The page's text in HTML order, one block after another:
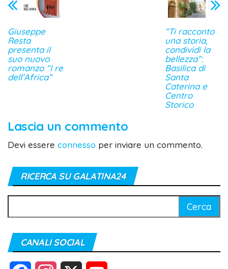
Giuseppe
Resta
presenta il
suo nuovo
romanzo “I re
dell’Africa”
“Ti racconto
una storia,
condividi la
bellezza”:
Basilica di
Santa
Caterina e
Centro
Storico
Lascia un commento
Devi essere connesso per inviare un commento.
RICERCA SU GALATINA24
per:
CANALI SOCIAL